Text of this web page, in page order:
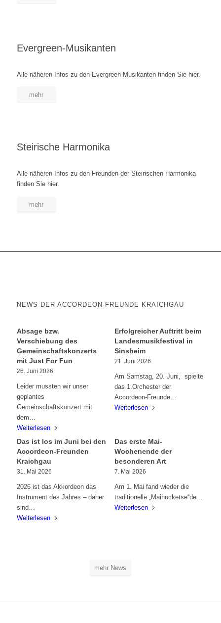
Evergreen-Musikanten
Alle näheren Infos zu den Evergreen-Musikanten finden Sie hier.
mehr
Steirische Harmonika
Alle näheren Infos zu den Freunden der Steirischen Harmonika
finden Sie hier.
mehr
NEWS DER ACCORDEON-FREUNDE KRAICHGAU
Absage bzw.
Verschiebung des
Gemeinschaftskonzerts
mit Just For Fun
26. Juni 2026
Leider mussten wir unser
geplantes
Gemeinschaftskonzert mit
dem…
Weiterlesen
Erfolgreicher Auftritt beim
Landesmusikfestival in
Sinsheim
21. Juni 2026
Am Samstag, 20. Juni, spielte
das 1.Orchester der
Accordeon-Freunde…
Weiterlesen
Das ist los im Juni bei den
Accordeon-Freunden
Kraichgau
31. Mai 2026
2026 ist das Akkordeon das
Instrument des Jahres – daher
sind…
Weiterlesen
Das erste Mai-
Wochenende der
besonderen Art
7. Mai 2026
Am 1. Mai fand wieder die
traditionelle „Maihocketse“der…
Weiterlesen
mehr News